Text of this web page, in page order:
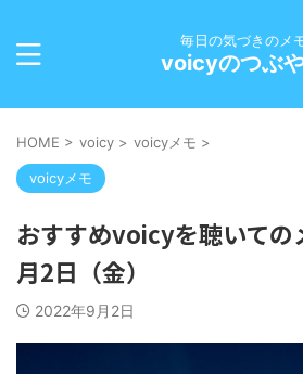
毎日の気づきのメ
voicyのつぶ
HOME > voicy > voicyメモ >
voicyメモ
おすすめvoicyを聴いて
月2日（金）
2022年9月2日